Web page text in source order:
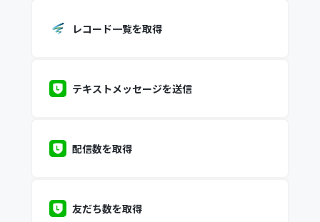
レコード一覧を取得
テキストメッセージを送信
配信数を取得
友だち数を取得